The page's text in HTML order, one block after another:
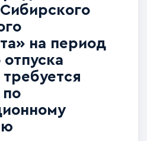
на период
по